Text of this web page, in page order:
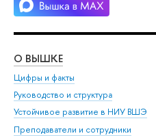
О ВЫШКЕ
Цифры и факты
Руководство и структура
Устойчивое развитие в НИУ ВШЭ
Преподаватели и сотрудники